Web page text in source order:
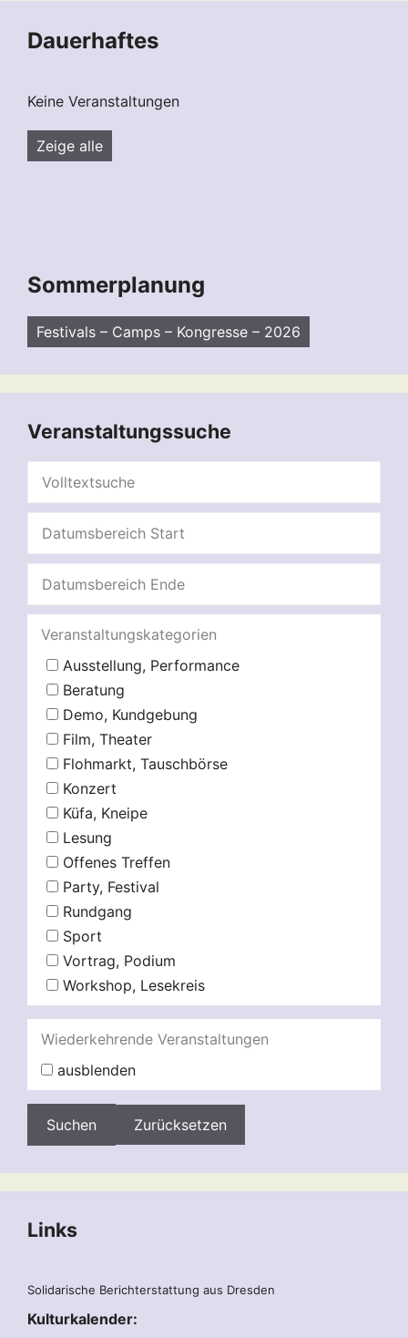
Dauerhaftes
Keine Veranstaltungen
Zeige alle
Sommerplanung
Festivals – Camps – Kongresse – 2026
Veranstaltungssuche
Veranstaltungskategorien
Ausstellung, Performance
Beratung
Demo, Kundgebung
Film, Theater
Flohmarkt, Tauschbörse
Konzert
Küfa, Kneipe
Lesung
Offenes Treffen
Party, Festival
Rundgang
Sport
Vortrag, Podium
Workshop, Lesekreis
Wiederkehrende Veranstaltungen
ausblenden
Zurücksetzen
Links
Solidarische Berichterstattung aus Dresden
Kulturkalender: